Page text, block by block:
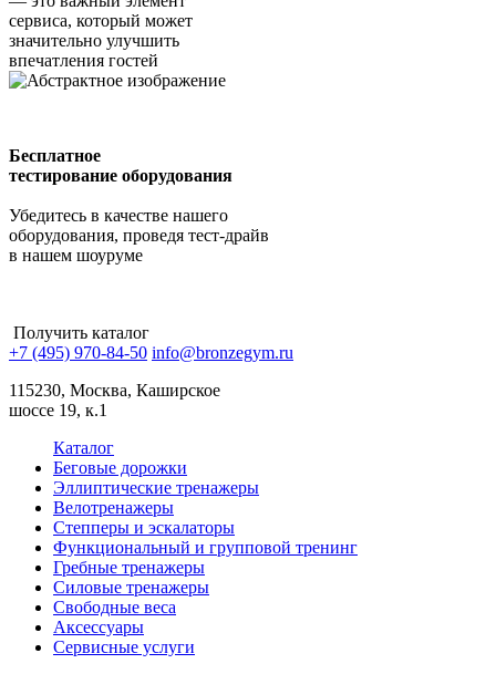
сервиса, который может
значительно улучшить
впечатления гостей
Бесплатное
тестирование оборудования
Убедитесь в качестве нашего
оборудования, проведя тест-драйв
в нашем шоуруме
Получить каталог
+7 (495) 970-84-50 info@bronzegym.ru
115230, Москва, Каширское
шоссе 19, к.1
Каталог
Беговые дорожки
Эллиптические тренажеры
Велотренажеры
Степперы и эскалаторы
Функциональный и групповой тренинг
Гребные тренажеры
Силовые тренажеры
Свободные веса
Аксессуары
Сервисные услуги